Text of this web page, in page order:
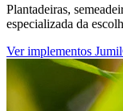
Plantadeiras,
especializada da
Ver implementos Jumil